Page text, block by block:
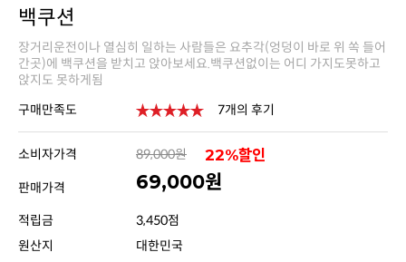
백쿠션
앉지도 못하게됨
구매만족도
7개의 후기
소비자가격 89,000원 22%할인
판매가격 69,000원
적립금
3,450점
원산지
대한민국